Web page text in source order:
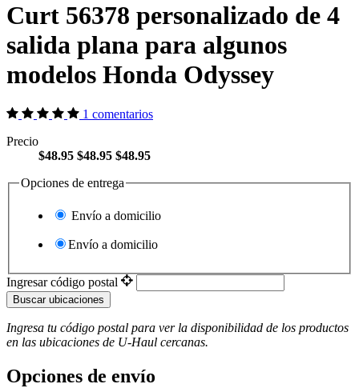
Curt 56378 personalizado de 4
salida plana para algunos
modelos Honda Odyssey
1 comentarios
Precio
$48.95 $48.95 $48.95
Opciones de entrega
Envío a domicilio
Envío a domicilio
Ingresar código postal
Buscar ubicaciones
Ingresa tu código postal para ver la disponibilidad de los productos
en las ubicaciones de U-Haul ​​​​​​​ cercanas.
Opciones de envío